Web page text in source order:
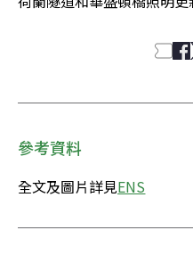
參考資料
全文及圖片詳見ENS